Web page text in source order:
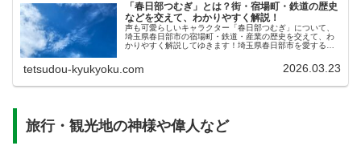
「春日部つむぎ」とは？街・宿場町・鉄道の歴史
などを交えて、わかりやすく解説！
声も可愛らしいキャラクター「春日部つむぎ」について、
埼玉県春日部市の宿場町・鉄道・産業の歴史を交えて、わ
かりやすく解説してゆきます！​埼玉県春日部市を愛する
tetsudou-kyukyoku.com 2026.03.23
旅行・観光地の神様や偉人など